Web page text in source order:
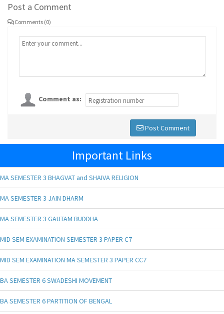
Post a Comment
Comments (0)
Comment as:
Post Comment
Important Links
MA SEMESTER 3 BHAGVAT and SHAIVA RELIGION
MA SEMESTER 3 JAIN DHARM
MA SEMESTER 3 GAUTAM BUDDHA
MID SEM EXAMINATION SEMESTER 3 PAPER C7
MID SEM EXAMINATION MA SEMESTER 3 PAPER CC7
BA SEMESTER 6 SWADESHI MOVEMENT
BA SEMESTER 6 PARTITION OF BENGAL